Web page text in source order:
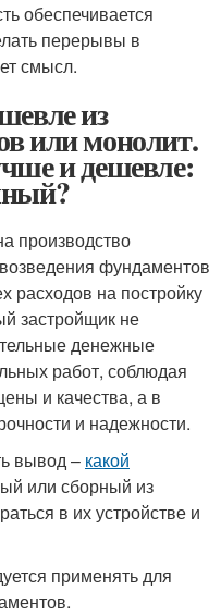
обеспечивается
перерывы в
смысл.
из
или монолит.
и дешевле:
производство
фундаментов
расходов на постройку
застройщик не
денежные
работ, соблюдая
и качества, а в
и надежности.
вывод – какой
или сборный из
в их устройстве и
применять для